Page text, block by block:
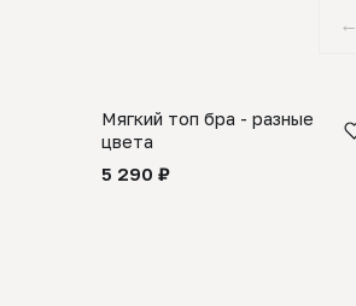
←
Мягкий топ бра - разные
цвета
5 290 ₽